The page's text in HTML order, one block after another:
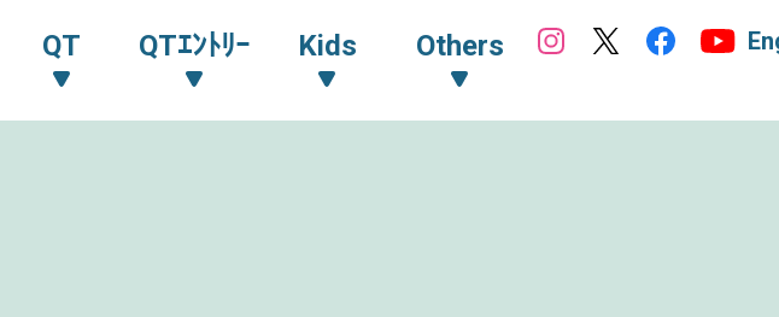
QT QTｴﾝﾄﾘｰ Kids Others